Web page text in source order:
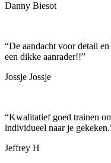
Danny Biesot
“De aandacht voor detail
een dikke aanrader!!”
Jossje Jossje
“Kwalitatief goed trainen
individueel naar je gekeken.
Jeffrey H